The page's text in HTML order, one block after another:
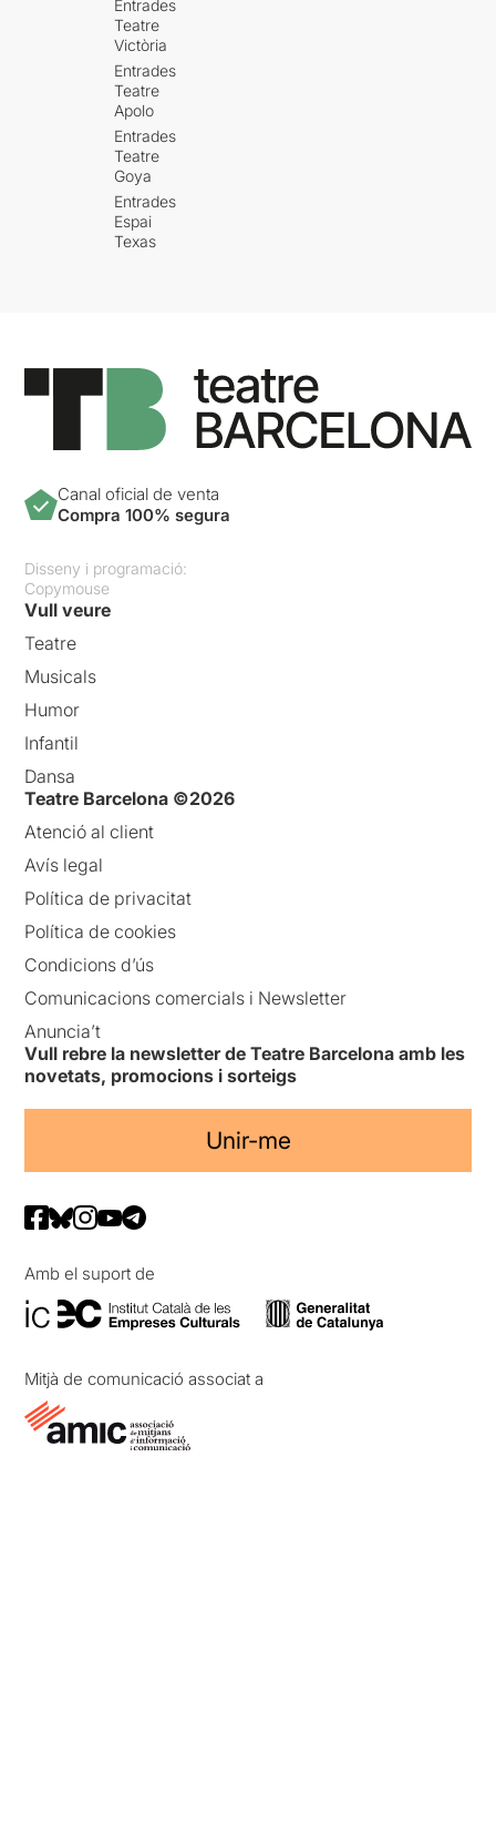
Entrades
Teatre
Victòria
Entrades
Teatre
Apolo
Entrades
Teatre
Goya
Entrades
Espai
Texas
Canal oficial de venta
Compra 100% segura
Disseny i programació:
Copymouse
Vull veure
Teatre
Musicals
Humor
Infantil
Dansa
Teatre Barcelona ©2026
Atenció al client
Avís legal
Política de privacitat
Política de cookies
Condicions d’ús
Comunicacions comercials i Newsletter
Anuncia’t
Vull rebre la newsletter de Teatre Barcelona amb les
novetats, promocions i sorteigs
Unir-me
Amb el suport de
Mitjà de comunicació associat a